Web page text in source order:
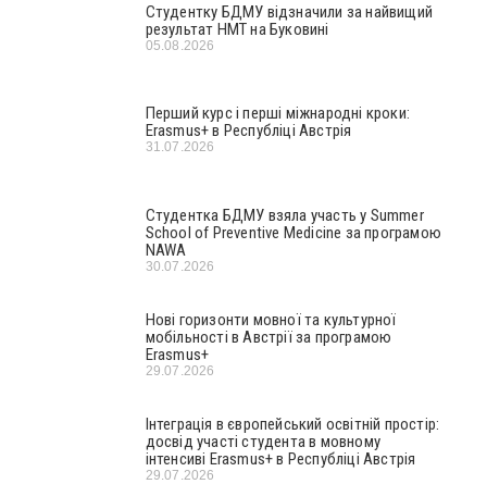
Студентку БДМУ відзначили за найвищий
результат НМТ на Буковині
05.08.2026
Перший курс і перші міжнародні кроки:
Erasmus+ в Республіці Австрія
31.07.2026
Студентка БДМУ взяла участь у Summer
School of Preventive Medicine за програмою
NAWA
30.07.2026
Нові горизонти мовної та культурної
мобільності в Австрії за програмою
Erasmus+
29.07.2026
Інтеграція в європейський освітній простір:
досвід участі студента в мовному
інтенсиві Erasmus+ в Республіці Австрія
29.07.2026